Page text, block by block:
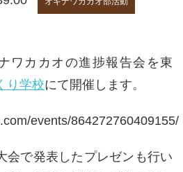
ワカカオの進捗報告会を東
り学校にて開催します。
events/864272760409155/
会で発表したプレゼンも行い